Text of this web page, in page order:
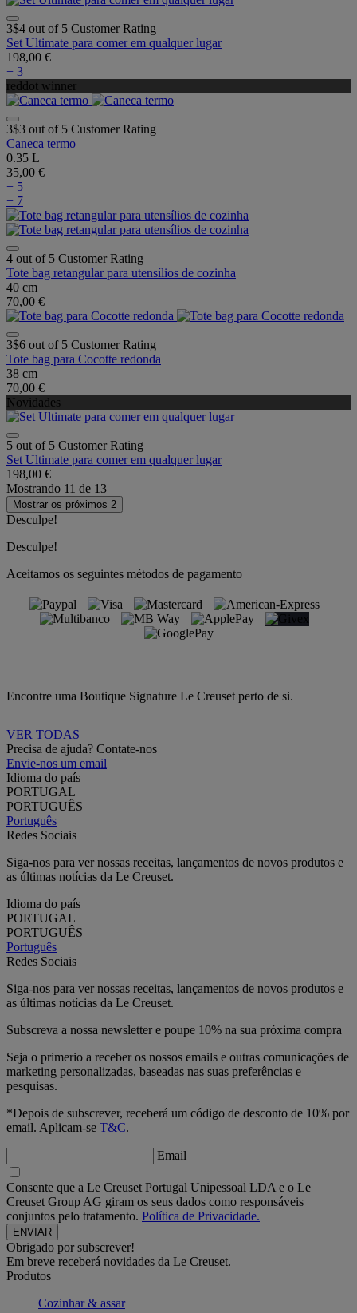
3$4 out of 5 Customer Rating
Set Ultimate para comer em qualquer lugar
198,00 €
+ 3
reddot winner
3$3 out of 5 Customer Rating
Caneca termo
0.35 L
35,00 €
+ 5
+ 7
4 out of 5 Customer Rating
Tote bag retangular para utensílios de cozinha
40 cm
70,00 €
3$6 out of 5 Customer Rating
Tote bag para Cocotte redonda
38 cm
70,00 €
Novidades
5 out of 5 Customer Rating
Set Ultimate para comer em qualquer lugar
198,00 €
Mostrando 11 de 13
Mostrar os próximos 2
Desculpe!
Desculpe!
Aceitamos os seguintes métodos de pagamento
Encontre uma Boutique Signature Le Creuset perto de si.
VER TODAS
Precisa de ajuda? Contate-nos
Envie-nos um email
Idioma do país
PORTUGAL
PORTUGUÊS
Português
Redes Sociais
Siga-nos para ver nossas receitas, lançamentos de novos produtos e
as últimas notícias da Le Creuset.
Idioma do país
PORTUGAL
PORTUGUÊS
Português
Redes Sociais
Siga-nos para ver nossas receitas, lançamentos de novos produtos e
as últimas notícias da Le Creuset.
Subscreva a nossa newsletter e poupe 10% na sua próxima compra
Seja o primerio a receber os nossos emails e outras comunicações de
marketing personalizadas, baseadas nas suas preferências e
pesquisas.
*Depois de subscrever, receberá um código de desconto de 10% por
email. Aplicam-se T&C.
Email
Consente que a Le Creuset Portugal Unipessoal LDA e o Le
Creuset Group AG giram os seus dados como responsáveis
conjuntos pelo tratamento. Política de Privacidade.
Obrigado por subscrever!
Em breve receberá novidades da Le Creuset.
Produtos
Cozinhar & assar